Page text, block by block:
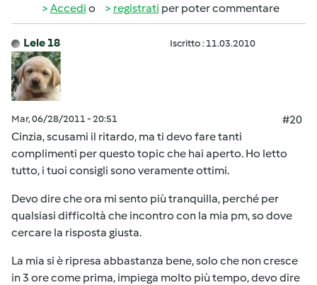
Accedi o registrati per poter commentare
Lele 18 Iscritto : 11.03.2010
Mar, 06/28/2011 - 20:51
#20
Cinzia, scusami il ritardo, ma ti devo fare tanti
complimenti per questo topic che hai aperto. Ho letto
tutto, i tuoi consigli sono veramente ottimi.
Devo dire che ora mi sento più tranquilla, perché per
qualsiasi difficoltà che incontro con la mia pm, so dove
cercare la risposta giusta.
La mia si è ripresa abbastanza bene, solo che non cresce
in 3 ore come prima, impiega molto più tempo, devo dire